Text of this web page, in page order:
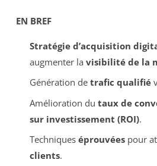
EN BREF
Stratégie d’acquisition
augmenter la visibilité de la
Génération de trafic qualifié
Amélioration du taux de
sur investissement (ROI).
Techniques éprouvéespour
clients.